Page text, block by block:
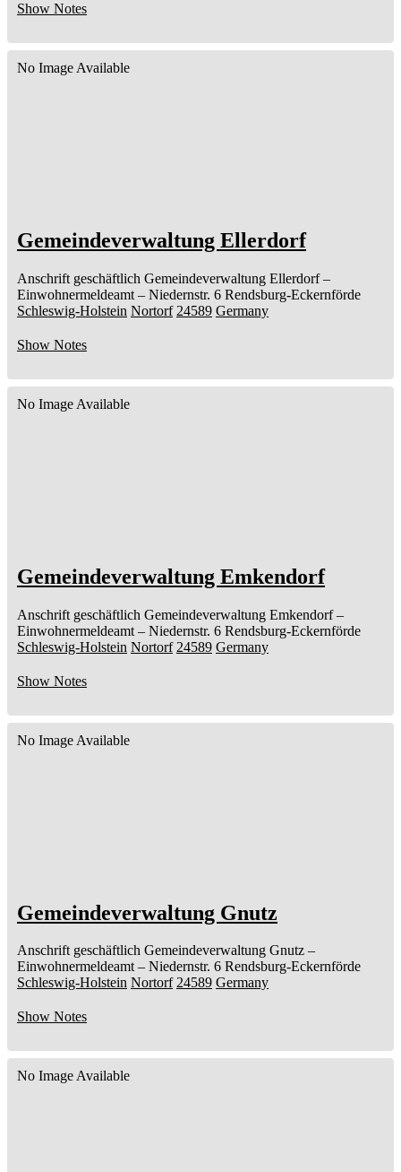
Show Notes
No Image Available
Gemeindeverwaltung Ellerdorf
Anschrift geschäftlich Gemeindeverwaltung Ellerdorf –
Einwohnermeldeamt – Niedernstr. 6 Rendsburg-Eckernförde
Schleswig-Holstein Nortorf 24589 Germany
Show Notes
No Image Available
Gemeindeverwaltung Emkendorf
Anschrift geschäftlich Gemeindeverwaltung Emkendorf –
Einwohnermeldeamt – Niedernstr. 6 Rendsburg-Eckernförde
Schleswig-Holstein Nortorf 24589 Germany
Show Notes
No Image Available
Gemeindeverwaltung Gnutz
Anschrift geschäftlich Gemeindeverwaltung Gnutz –
Einwohnermeldeamt – Niedernstr. 6 Rendsburg-Eckernförde
Schleswig-Holstein Nortorf 24589 Germany
Show Notes
No Image Available